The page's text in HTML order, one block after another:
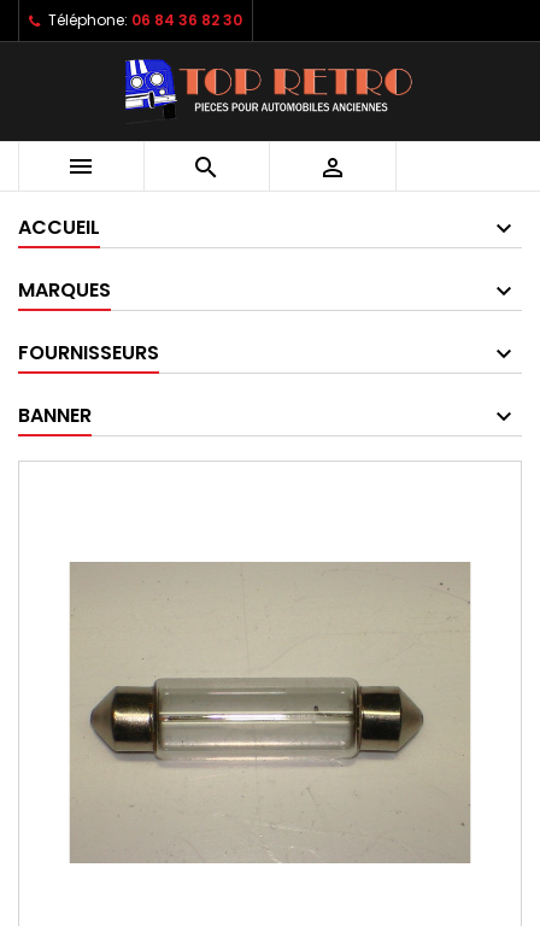
Téléphone: 06 84 36 82 30
  
ACCUEIL
MARQUES
FOURNISSEURS
BANNER